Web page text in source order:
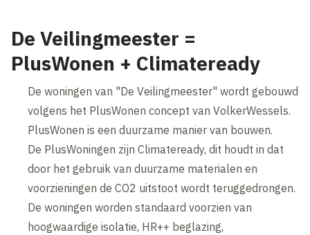
De Veilingmeester =
PlusWonen + Climateready
De woningen van "De Veilingmeester" wordt gebouwd
volgens het PlusWonen concept van VolkerWessels.
PlusWonen is een duurzame manier van bouwen.
De PlusWoningen zijn Climateready, dit houdt in dat
door het gebruik van duurzame materialen en
voorzieningen de CO2 uitstoot wordt teruggedrongen.
De woningen worden standaard voorzien van
hoogwaardige isolatie, HR++ beglazing,